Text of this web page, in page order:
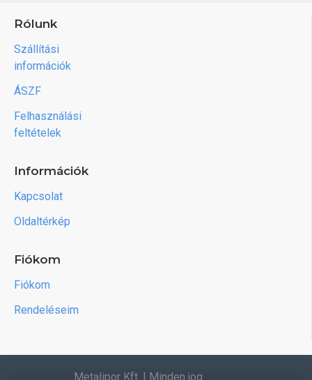
Rólunk
Szállítási
információk
ÁSZF
Felhasználási
feltételek
Információk
Kapcsolat
Oldaltérkép
Fiókom
Fiókom
Rendeléseim
Metalipor Kft. | Minden jog